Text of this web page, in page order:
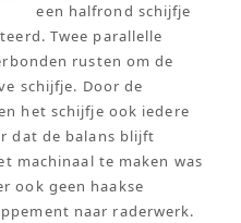
een halfrond schijfje
Twee parallelle
rusten om de
schijfje. Door de
het schijfje ook iedere
dat de balans blijft
machinaal te maken was
ook geen haakse
naar raderwerk.